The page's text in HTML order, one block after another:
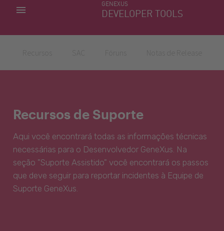
GENEXUS
DEVELOPER TOOLS
MINHAS APLICACÕES
Recursos de Suporte
Aqui você encontrará todas as informações técnicas
necessárias para o Desenvolvedor GeneXus. Na
seção "Suporte Assistido" você encontrará os passos
que deve seguir para reportar incidentes à Equipe de
Suporte GeneXus.